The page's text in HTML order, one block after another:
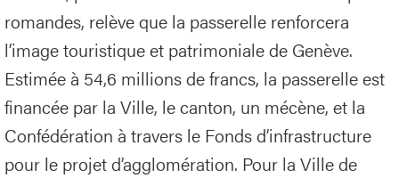
romandes, relève que la passerelle renforcera
l’image touristique et patrimoniale de Genève.
Estimée à 54,6 millions de francs, la passerelle est
financée par la Ville, le canton, un mécène, et la
Confédération à travers le Fonds d’infrastructure
pour le projet d’agglomération. Pour la Ville de